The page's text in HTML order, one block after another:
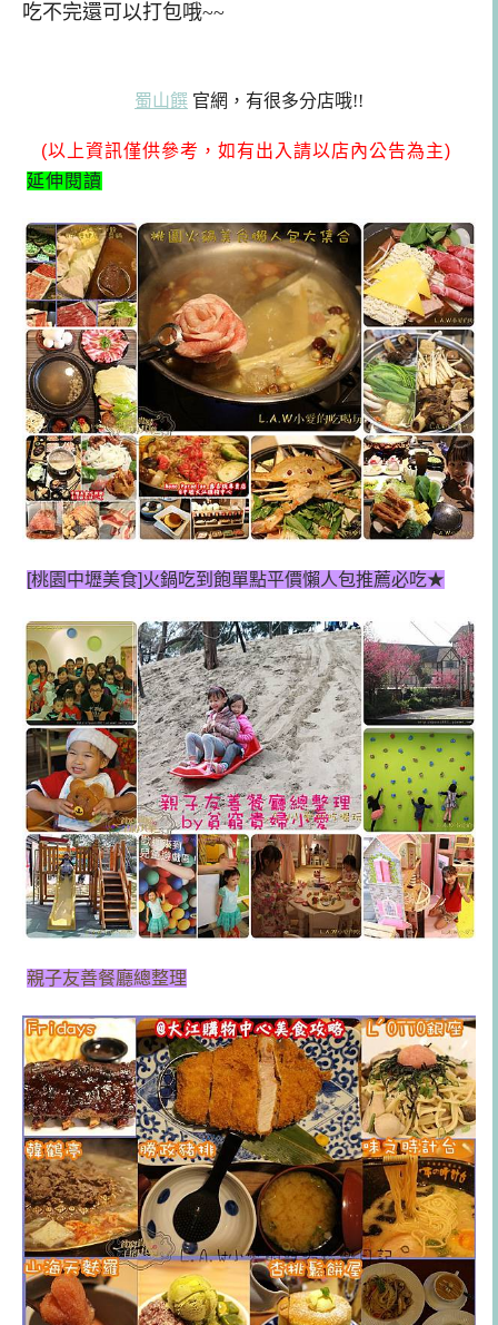
吃不完還可以打包哦~~
蜀山饌 官網，有很多分店哦!!
(以上資訊僅供參考，如有出入請以店內公告為主)
延伸閱讀
[桃園中壢美食] 火鍋吃到飽單點平價懶人包推薦必吃★
親子友善餐廳總整理